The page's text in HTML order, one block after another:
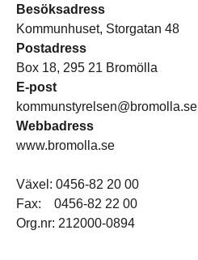
Besöksadress
Kommunhuset, Storgatan 48
Postadress
Box 18, 295 21 Bromölla
E-post
kommunstyrelsen@bromolla.se
Webbadress
www.bromolla.se
Växel: 0456-82 20 00
Fax: 0456-82 22 00
Org.nr: 212000-0894